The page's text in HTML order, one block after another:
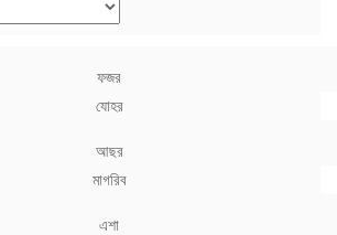
ফজর
যোহর
আছর
মাগরিব
এশা